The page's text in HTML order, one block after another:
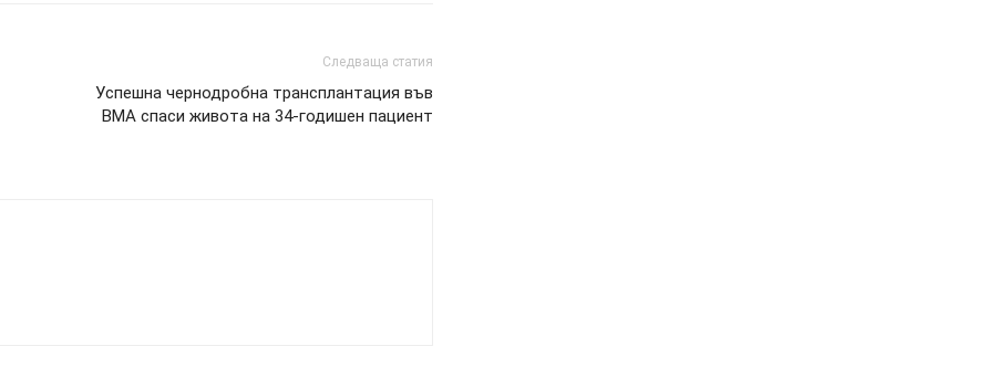
Следваща статия
Успешна чернодробна трансплантация във
ВМА спаси живота на 34-годишен пациент